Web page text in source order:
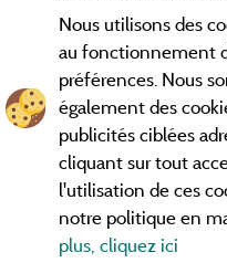
Les meilleurscampings en
nos adhérents et
Gorges de l'Ardèche, le
d'Orgnac, Le mont Gerbier
informez vous directement
Nous utilisons des
au fonctionnement
préférences. Nous
également des
publicités ciblées
cliquant sur tout
l'utilisation de ces
notre politique en
plus, cliquez ici